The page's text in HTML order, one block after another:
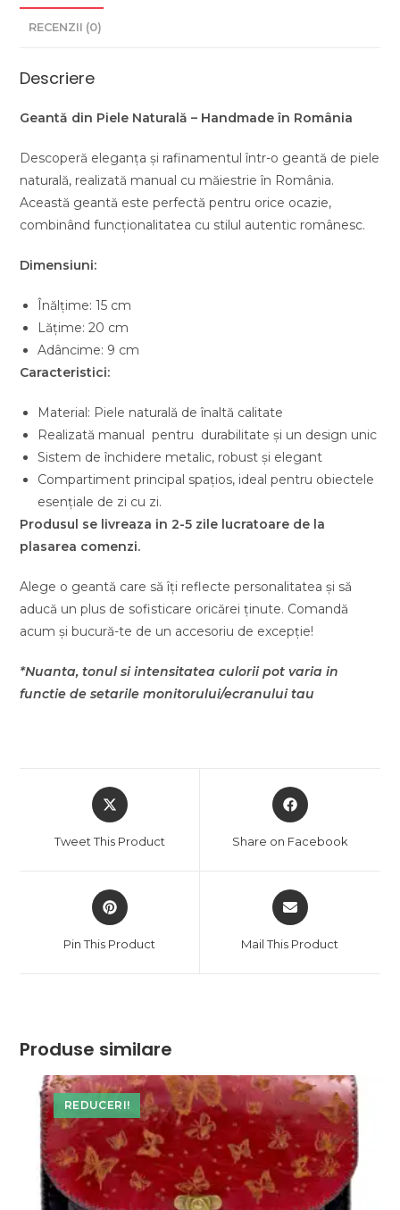
RECENZII (0)
Descriere
Geantă din Piele Naturală – Handmade în România
Descoperă eleganța și rafinamentul într-o geantă de piele
naturală, realizată manual cu măiestrie în România.
Această geantă este perfectă pentru orice ocazie,
combinând funcționalitatea cu stilul autentic românesc.
Dimensiuni:
Înălțime: 15 cm
Lățime: 20 cm
Adâncime: 9 cm
Caracteristici:
Material: Piele naturală de înaltă calitate
Realizată manual pentru durabilitate și un design unic
Sistem de închidere metalic, robust și elegant
Compartiment principal spațios, ideal pentru obiectele
esențiale de zi cu zi.
Produsul se livreaza in 2-5 zile lucratoare de la
plasarea comenzi.
Alege o geantă care să îți reflecte personalitatea și să
aducă un plus de sofisticare oricărei ținute. Comandă
acum și bucură-te de un accesoriu de excepție!
*Nuanta, tonul si intensitatea culorii pot varia in
functie de setarile monitorului/ecranului tau
Opens
in
new
Tweet This Product
Opens
in
new
Share on Facebook
Opens
in
new
Pin This Product
Opens
in
new
Mail This Product
Produse similare
REDUCERI!